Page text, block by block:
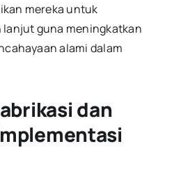
mereka untuk
lanjut guna meningkatkan
alami dalam
dan